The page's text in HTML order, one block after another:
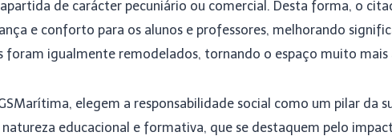
de carácter pecuniário ou comercial. Desta forma, o
e conforto para os alunos e professores, melhorando
igualmente remodelados, tornando o espaço muito mais
elegem a responsabilidade social como um pilar da
educacional e formativa, que se destaquem pelo